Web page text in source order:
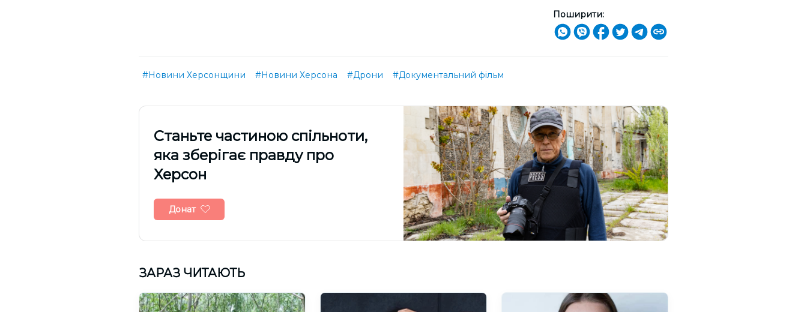
Поширити:
#Новини Херсонщини #Новини Херсона #Дрони #Документальний фільм
Cтаньте частиною спільноти,
яка зберігає правду про
Херсон
Донат
ЗАРАЗ ЧИТАЮТЬ